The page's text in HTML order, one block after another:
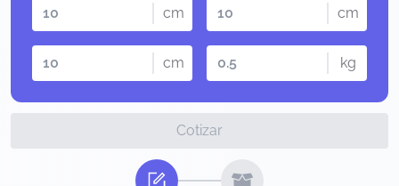
cm cm
cm kg
Cotizar